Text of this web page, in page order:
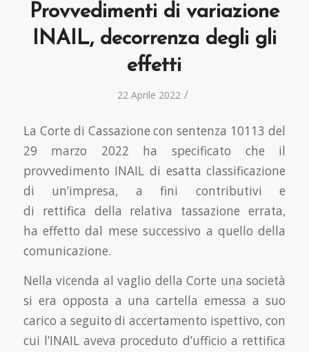
Provvedimenti di variazione
INAIL, decorrenza degli gli
effetti
22 Aprile 2022 /
La Corte di Cassazione con sentenza 10113 del
29 marzo 2022 ha specificato che il
provvedimento INAIL di esatta classificazione
di un’impresa, a fini contributivi e
di rettifica della relativa tassazione errata,
ha effetto dal mese successivo a quello della
comunicazione.
Nella vicenda al vaglio della Corte una società
si era opposta a una cartella emessa a suo
carico a seguito di accertamento ispettivo, con
cui l’INAIL aveva proceduto d’ufficio a rettifica